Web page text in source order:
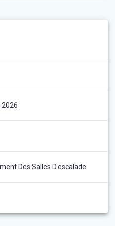
2026
Des Salles D’escalade